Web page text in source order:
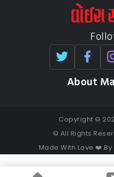
About
Copyright ©
© All Rights
Made With Love ❤️ By